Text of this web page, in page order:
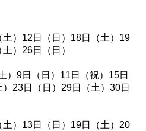
）12日（日）18日（土）19
）26日（日）
）9日（日）11日（祝）15日
）23日（日）29日（土）30日
）13日（日）19日（土）20